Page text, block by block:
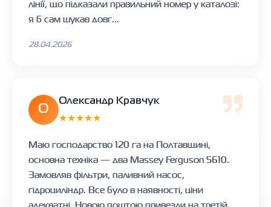
лінії, що підказали правильний номер у каталозі:
я б сам шукав довг...
28.04.2026
О
Олександр Кравчук
★★★★★
Маю господарство 120 га на Полтавщині,
основна техніка — два Massey Ferguson 5610.
Замовляв фільтри, паливний насос,
гідроциліндр. Все було в наявності, ціни